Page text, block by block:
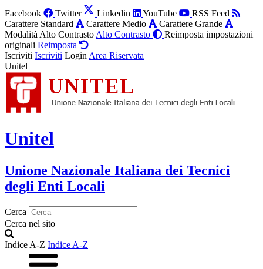
Facebook Twitter Linkedin YouTube
RSS Feed
Carattere Standard
Carattere Medio
Carattere Grande
Modalità Alto Contrasto Alto Contrasto
Reimposta impostazioni
originali Reimposta
Iscriviti Iscriviti Login Area Riservata
Unitel
Unitel
Unione Nazionale Italiana dei Tecnici
degli Enti Locali
Cerca
Cerca nel sito
Indice A-Z Indice A-Z